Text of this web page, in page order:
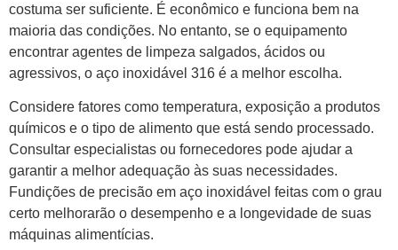
costuma ser suficiente. É econômico e funciona bem na
maioria das condições. No entanto, se o equipamento
encontrar agentes de limpeza salgados, ácidos ou
agressivos, o aço inoxidável 316 é a melhor escolha.
Considere fatores como temperatura, exposição a produtos
químicos e o tipo de alimento que está sendo processado.
Consultar especialistas ou fornecedores pode ajudar a
garantir a melhor adequação às suas necessidades.
Fundições de precisão em aço inoxidável feitas com o grau
certo melhorarão o desempenho e a longevidade de suas
máquinas alimentícias.